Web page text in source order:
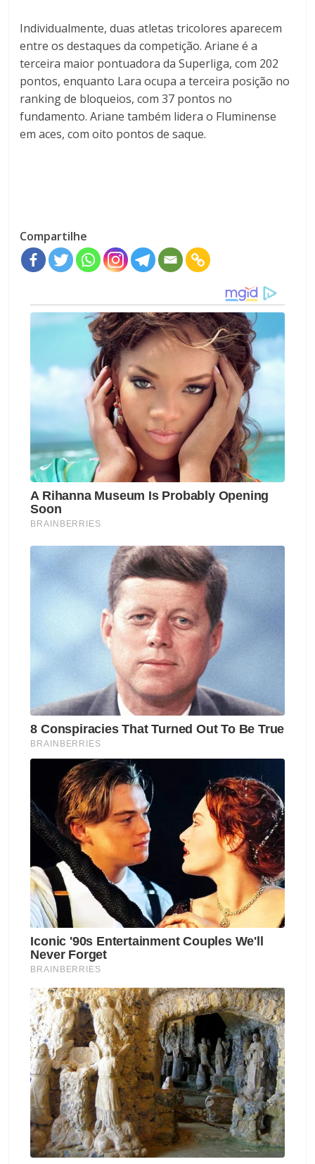
Individualmente, duas atletas tricolores aparecem
entre os destaques da competição.Ariane é a
terceira maior pontuadora da Superliga, com 202
pontos, enquanto Lara ocupa a terceira posição no
ranking de bloqueios, com37 pontos no
fundamento. Ariane também lidera o Fluminense
em aces, comoito pontos de saque.
Compartilhe